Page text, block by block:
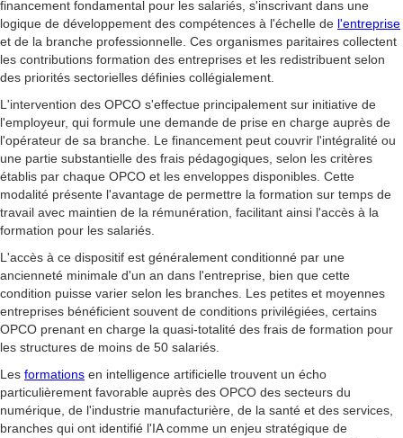
financement fondamental pour les salariés, s'inscrivant dans une
logique de développement des compétences à l'échelle de l'entreprise
et de la branche professionnelle. Ces organismes paritaires collectent
les contributions formation des entreprises et les redistribuent selon
des priorités sectorielles définies collégialement.
L'intervention des OPCO s'effectue principalement sur initiative de
l'employeur, qui formule une demande de prise en charge auprès de
l'opérateur de sa branche. Le financement peut couvrir l'intégralité ou
une partie substantielle des frais pédagogiques, selon les critères
établis par chaque OPCO et les enveloppes disponibles. Cette
modalité présente l'avantage de permettre la formation sur temps de
travail avec maintien de la rémunération, facilitant ainsi l'accès à la
formation pour les salariés.
L'accès à ce dispositif est généralement conditionné par une
ancienneté minimale d'un an dans l'entreprise, bien que cette
condition puisse varier selon les branches. Les petites et moyennes
entreprises bénéficient souvent de conditions privilégiées, certains
OPCO prenant en charge la quasi-totalité des frais de formation pour
les structures de moins de 50 salariés.
Les formations en intelligence artificielle trouvent un écho
particulièrement favorable auprès des OPCO des secteurs du
numérique, de l'industrie manufacturière, de la santé et des services,
branches qui ont identifié l'IA comme un enjeu stratégique de